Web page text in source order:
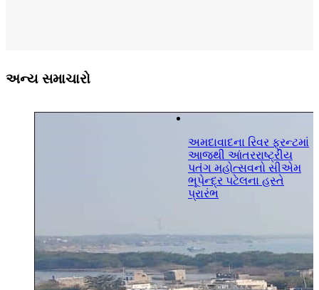
અન્ય સમાચારો
અમદાવાદના રિવર ફ્રન્ટમાં
આજથી આંતરરાષ્ટ્રીય
પતંગ મહોત્સવનો સીએમ
ભૂપેન્દ્ર પટેલના હસ્તે
પ્રારંભ